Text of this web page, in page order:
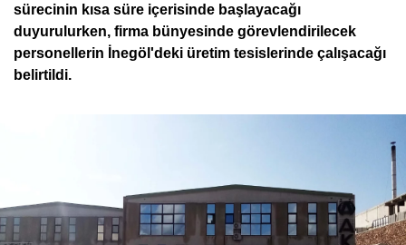
sürecinin kısa süre içerisinde başlayacağı
duyurulurken, firma bünyesinde görevlendirilecek
personellerin İnegöl'deki üretim tesislerinde çalışacağı
belirtildi.